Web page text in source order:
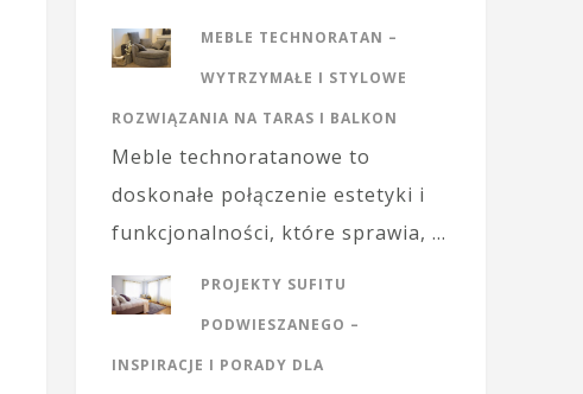
MEBLE TECHNORATAN –
WYTRZYMAŁE I STYLOWE
ROZWIĄZANIA NA TARAS I BALKON
Meble technoratanowe to
doskonałe połączenie estetyki i
funkcjonalności, które sprawia, …
PROJEKTY SUFITU
PODWIESZANEGO –
INSPIRACJE I PORADY DLA